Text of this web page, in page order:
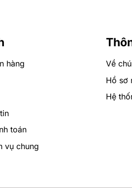
hàng
toán
vụ chung
Về
Hồ sơ
Hệ